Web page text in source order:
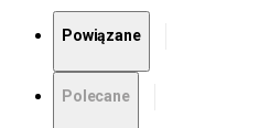
Powiązane
Polecane